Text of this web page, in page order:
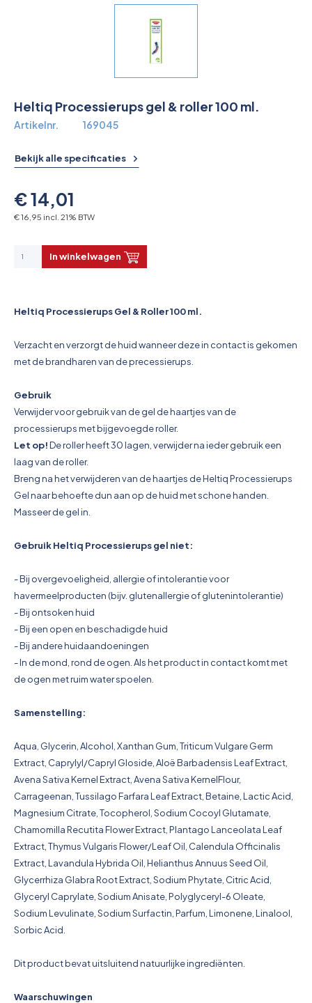
Verbandkoffers
Verbandmiddelen
Instrumenten
Pictogrammen
Heltiq Processierups gel & roller 100 ml.
Artikelnr. 169045
Bekijk alle specificaties
€ 14,01
€ 16,95 incl. 21% BTW
In winkelwagen
Heltiq Processierups Gel & Roller 100 ml.
Verzacht en verzorgt de huid wanneer deze in contact is gekomen
met de brandharen van de precessierups.
Gebruik
Verwijder voor gebruik van de gel de haartjes van de
processierups met bijgevoegde roller.
Let op!De roller heeft 30 lagen, verwijder na ieder gebruik een
laag van de roller.
Breng na het verwijderen van de haartjes de Heltiq Processierups
Gel naar behoefte dun aan op de huid met schone handen.
Masseer de gel in.
Gebruik Heltiq Processierups gel niet:
- Bij overgevoeligheid, allergie of intolerantie voor
havermeelproducten (bijv. glutenallergie of glutenintolerantie)
- Bij ontsoken huid
- Bij een open en beschadigde huid
- Bij andere huidaandoeningen
- In de mond, rond de ogen. Als het product in contact komt met
de ogen met ruim water spoelen.
Samenstelling:
Aqua, Glycerin, Alcohol, Xanthan Gum, Triticum Vulgare Germ
Extract, Caprylyl/Capryl Gloside, Aloë Barbadensis Leaf Extract,
Avena Sativa Kernel Extract, Avena Sativa KernelFlour,
Carrageenan, Tussilago Farfara Leaf Extract, Betaine, Lactic Acid,
Magnesium Citrate, Tocopherol, Sodium Cocoyl Glutamate,
Chamomilla Recutita Flower Extract, Plantago Lanceolata Leaf
Extract, Thymus Vulgaris Flower/Leaf Oil, Calendula Officinalis
Extract, Lavandula Hybrida Oil, Helianthus Annuus Seed Oil,
Glycerrhiza Glabra Root Extract, Sodium Phytate, Citric Acid,
Glyceryl Caprylate, Sodium Anisate, Polyglyceryl-6 Oleate,
Sodium Levulinate, Sodium Surfactin, Parfum, Limonene, Linalool,
Sorbic Acid.
Dit product bevat uitsluitend natuurlijke ingrediënten.
Waarschuwingen